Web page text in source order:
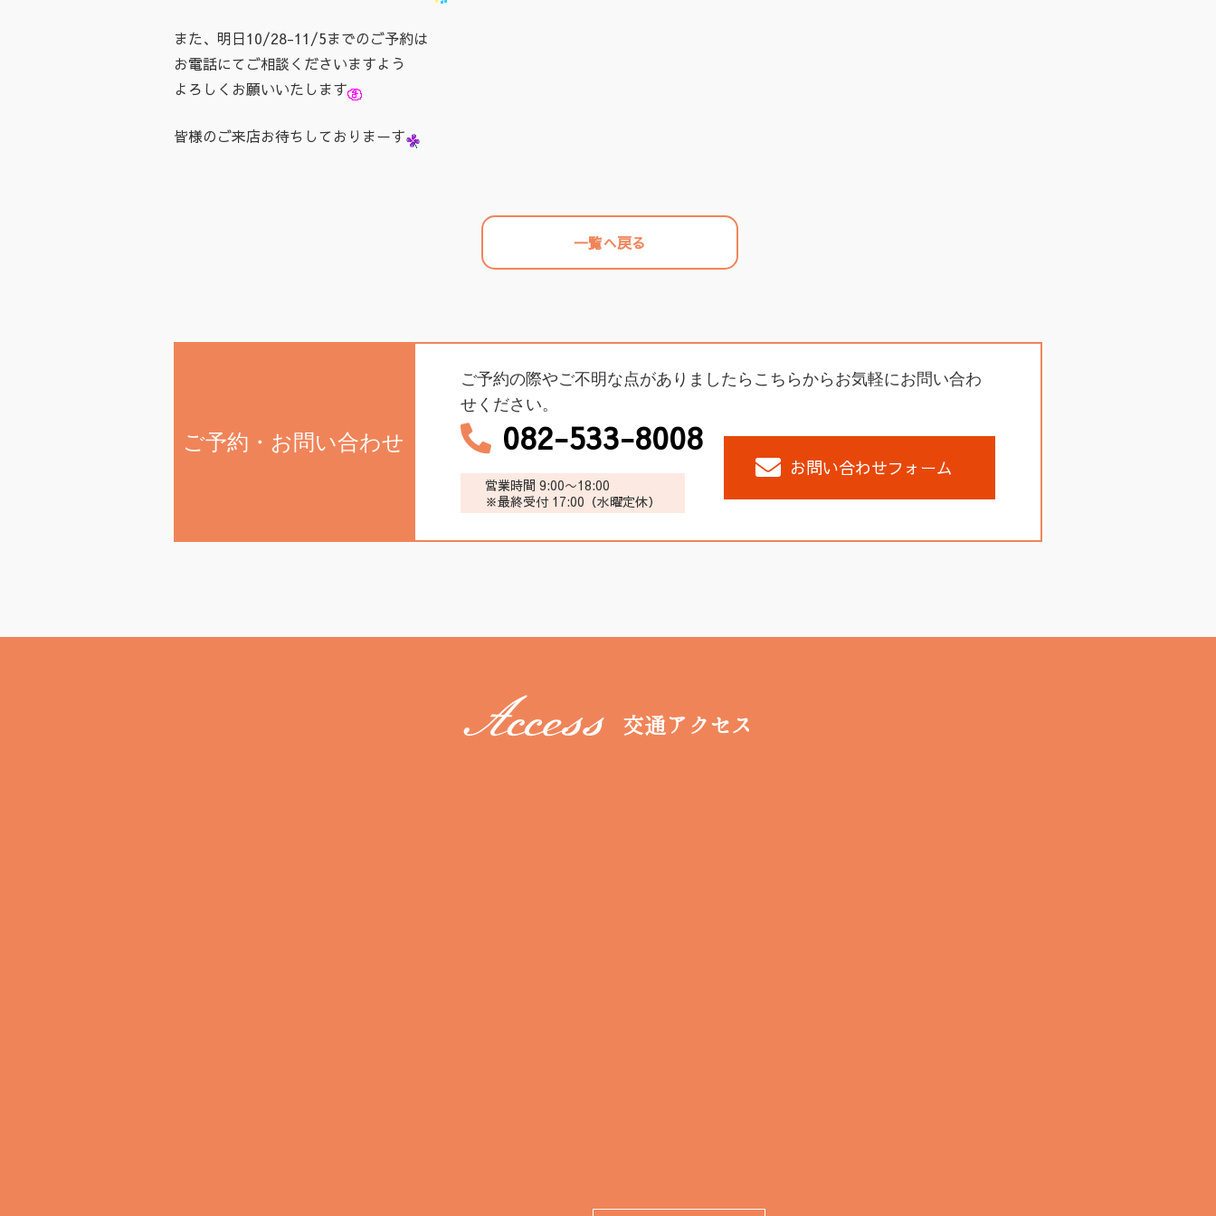
また、明日10/28-11/5までのご予約は
お電話にてご相談くださいますよう
よろしくお願いいたします
皆様のご来店お待ちしておりまーす
一覧へ戻る
ご予約・お問い合わせ
ご予約の際やご不明な点がありましたらこちらからお気軽にお問い合わ
せください。
082-533-8008
営業時間 9:00〜18:00
※最終受付 17:00（水曜定休）
お問い合わせフォーム
交通アクセス